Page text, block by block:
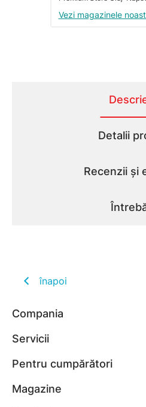
Vezi magazinele
Detalii
Recenzii și
înapoi
Compania
Servicii
Pentru cumpărători
Magazine